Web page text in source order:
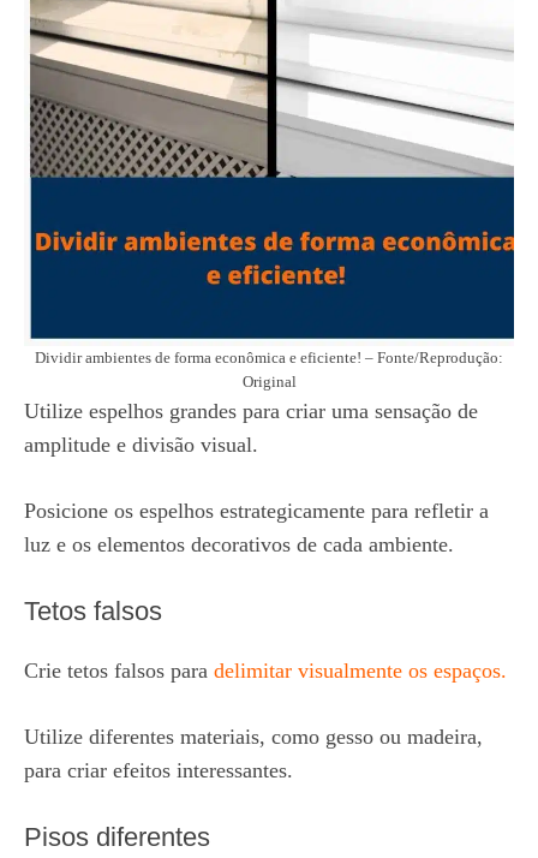
Dividir ambientes de forma econômica e eficiente! – Fonte/Reprodução:
Original
Utilize espelhos grandes para criar uma sensação de
amplitude e divisão visual.
Posicione os espelhos estrategicamente para refletir a
luz e os elementos decorativos de cada ambiente.
Tetos falsos
Crie tetos falsos para delimitar visualmente os espaços.
Utilize diferentes materiais, como gesso ou madeira,
para criar efeitos interessantes.
Pisos diferentes